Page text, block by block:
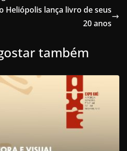
Heliópolis lança livro de seus
20 anos
também